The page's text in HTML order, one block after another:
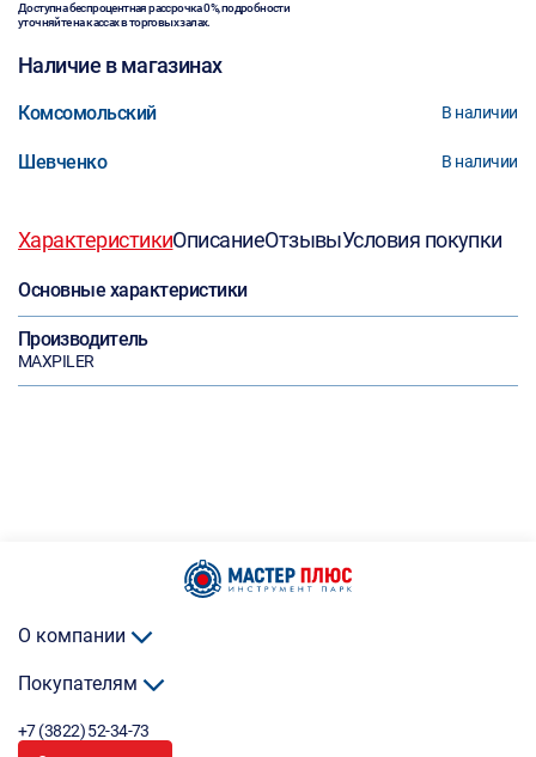
Доступна беспроцентная рассрочка 0%, подробности
уточняйте на кассах в торговых залах.
Наличие в магазинах
Комсомольский В наличии
Шевченко В наличии
ХарактеристикиОписаниеОтзывыУсловия покупки
Основные характеристики
Производитель
MAXPILER
О компании
Покупателям
+7 (3822) 52-34-73